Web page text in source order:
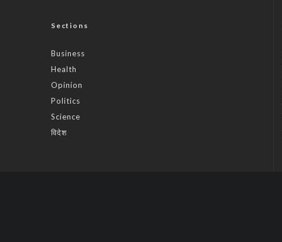
Sections
Business
Health
Opinion
Politics
Science
विदेश